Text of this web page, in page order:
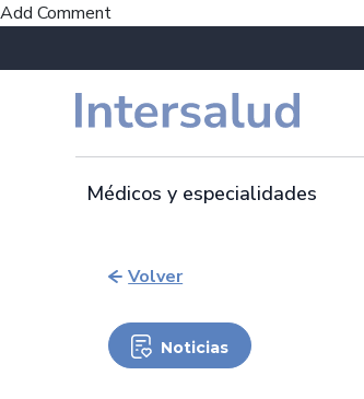
Add Comment
Médicos y especialidades
Volver
Noticias